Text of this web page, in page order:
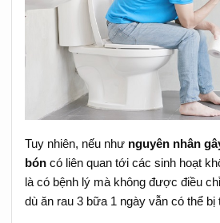
Tuy nhiên, nếu như nguyên nhân
bón có liên quan tới các sinh hoạt
là có bệnh lý mà không được điều
dù ăn rau 3 bữa 1 ngày vẫn có thể bị